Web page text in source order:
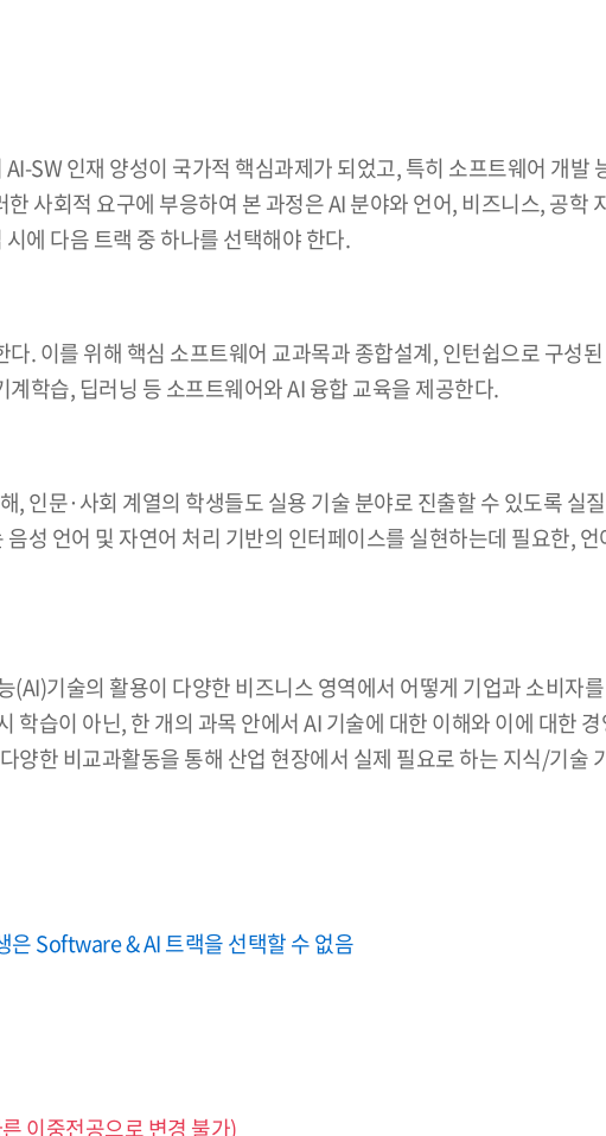
SW 인재 양성이 국가적 핵심과제가 되었고, 특히 소프트웨어 개발
사회적 요구에 부응하여 본 과정은 AI 분야와 언어, 비즈니스, 공학
에 다음 트랙 중 하나를 선택해야 한다.
. 이를 위해 핵심 소프트웨어 교과목과 종합설계, 인턴쉽으로 구성
학습, 딥러닝 등 소프트웨어와 AI 융합 교육을 제공한다.
인문·사회 계열의 학생들도 실용 기술 분야로 진출할 수 있도록 실
성 언어 및 자연어 처리 기반의 인터페이스를 실현하는데 필요한,
기술의 활용이 다양한 비즈니스 영역에서 어떻게 기업과 소비자
학습이 아닌, 한 개의 과목 안에서 AI 기술에 대한 이해와 이에 대한
양한 비교과활동을 통해 산업 현장에서 실제 필요로 하는 지식/기술
은 Software & AI 트랙을 선택할 수 없음
이중전공으로 변경 불가)